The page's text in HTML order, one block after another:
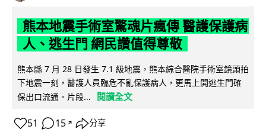
熊本地震手術室驚魂片瘋傳 醫護保護病
人、逃生門 網民讚值得尊敬
熊本縣 7 月 28 日發生 7.1 級地震，熊本綜合醫院手術室鏡頭拍
下地震一刻，醫護人員臨危不亂保護病人，更馬上開逃生門確
保出口流通。片段...
閱讀全文
51 15 ↗ 分享